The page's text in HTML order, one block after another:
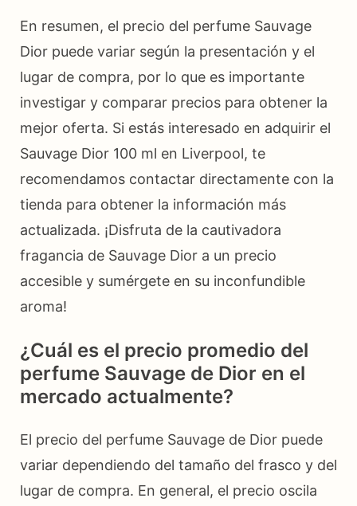
En resumen, el precio del perfume Sauvage
Dior puede variar según la presentación y el
lugar de compra, por lo que es importante
investigar y comparar precios para obtener la
mejor oferta. Si estás interesado en adquirir el
Sauvage Dior 100 ml en Liverpool, te
recomendamos contactar directamente con la
tienda para obtener la información más
actualizada. ¡Disfruta de la cautivadora
fragancia de Sauvage Dior a un precio
accesible y sumérgete en su inconfundible
aroma!
¿Cuál es el precio promedio del
perfume Sauvage de Dior en el
mercado actualmente?
El precio del perfume Sauvage de Dior puede
variar dependiendo del tamaño del frasco y del
lugar de compra. En general, el precio oscila